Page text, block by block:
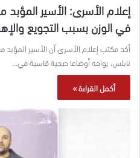
إعلام الأسرى: الأسير المؤبد
في الوزن بسبب التجويع
نابلس، يواجه أوضاعا صحية قاسية في…
أكمل القراءة »